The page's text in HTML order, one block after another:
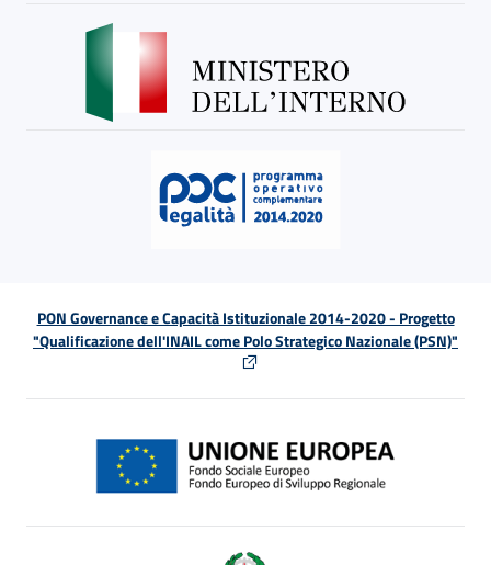
PON Governance e Capacità Istituzionale 2014-2020 - Progetto
"Qualificazione dell'INAIL come Polo Strategico Nazionale (PSN)"